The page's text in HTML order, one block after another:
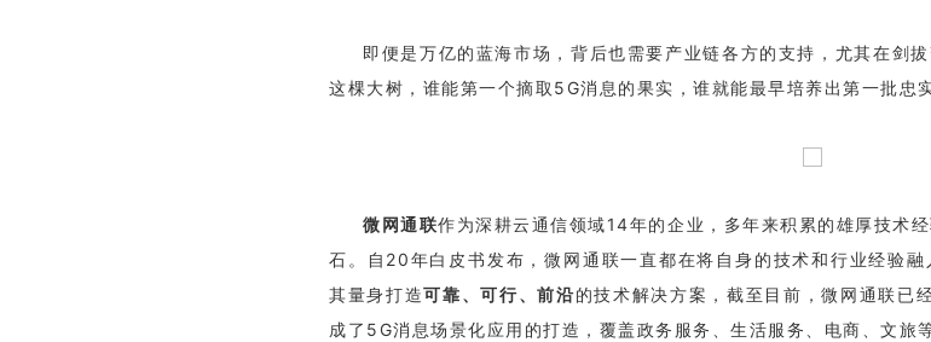
即便是万亿的蓝海市场，背后也需要产业链各方的支持，尤其在剑
这棵大树，谁能第一个摘取5G消息的果实，谁就能最早培养出第一批忠
微网通联作为深耕云通信领域14年的企业，多年来积累的雄厚技术
石。自20年白皮书发布，微网通联一直都在将自身的技术和行业经验
其量身打造可靠、可行、前沿的技术解决方案，截至目前，微网通联已
成了5G消息场景化应用的打造，覆盖政务服务、生活服务、电商、文旅